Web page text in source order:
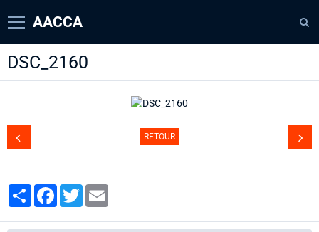
AACCA
Page d'accueil
Diaporamas
DSC_2160
RETOUR
PartagerFacebook
Twitter